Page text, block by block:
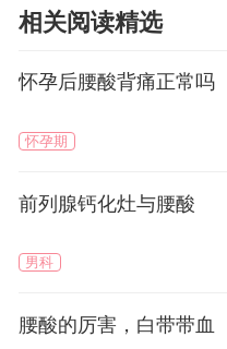
相关阅读精选
怀孕后腰酸背痛正常吗
怀孕期
前列腺钙化灶与腰酸
男科
腰酸的厉害，白带带血